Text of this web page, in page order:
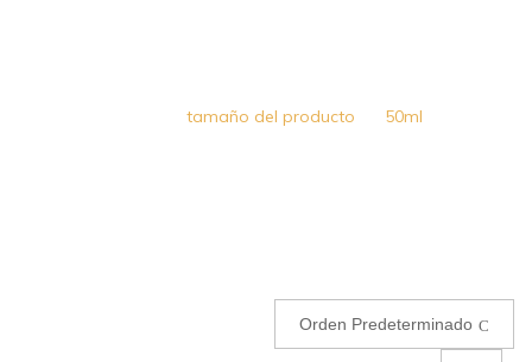
tamaño del producto 50ml
Orden Predeterminado